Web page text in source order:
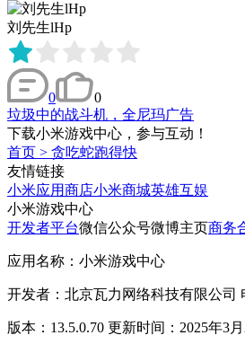
刘先生lHp
0
0
垃圾中的战斗机，全尼玛广告
下载小米游戏中心，参与互动！
首页 > 贪吃蛇跑得快
友情链接
小米应用商店小米商城英雄互娱
小米游戏中心
开发者平台微信公众号微博主页商务
应用名称：小米游戏中心
开发者：北京瓦力网络科技有限公司
版本：13.5.0.70 更新时间：2025年3月